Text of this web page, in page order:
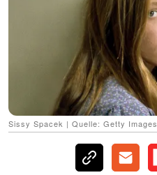
Sissy Spacek | Quelle: Getty Images